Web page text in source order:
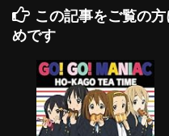
この記事をご覧の
めです